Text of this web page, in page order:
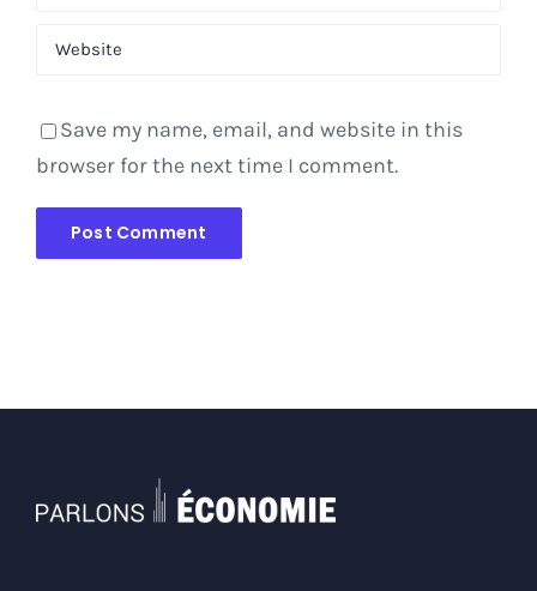
Save my name, email, and website in this
browser for the next time I comment.